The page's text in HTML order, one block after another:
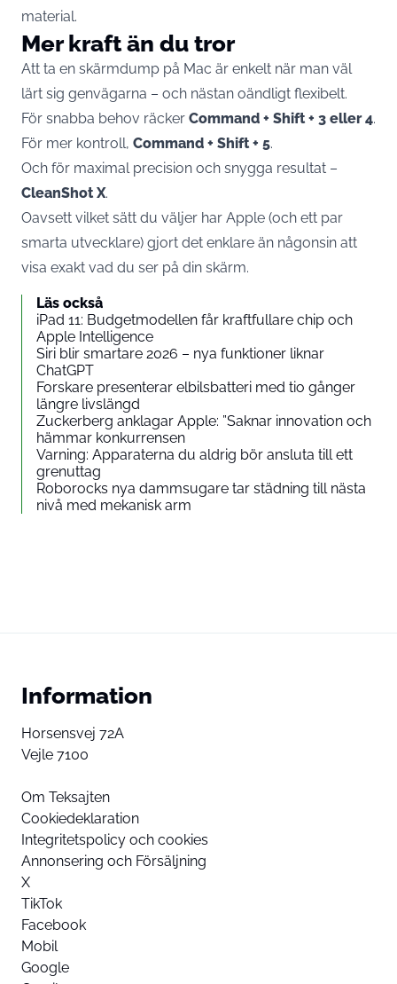
material.
Mer kraft än du tror
Att ta en skärmdump på Mac är enkelt när man väl
lärt sig genvägarna – och nästan oändligt flexibelt.
För snabba behov räcker Command + Shift + 3 eller 4.
För mer kontroll, Command + Shift + 5.
Och för maximal precision och snygga resultat –
CleanShot X.
Oavsett vilket sätt du väljer har Apple (och ett par
smarta utvecklare) gjort det enklare än någonsin att
visa exakt vad du ser på din skärm.
Läs också
iPad 11: Budgetmodellen får kraftfullare chip och
Apple Intelligence
Siri blir smartare 2026 – nya funktioner liknar
ChatGPT
Forskare presenterar elbilsbatteri med tio gånger
längre livslängd
Zuckerberg anklagar Apple: ”Saknar innovation och
hämmar konkurrensen
Varning: Apparaterna du aldrig bör ansluta till ett
grenuttag
Roborocks nya dammsugare tar städning till nästa
nivå med mekanisk arm
Information
Horsensvej 72A
Vejle 7100
Om Teksajten
Cookiedeklaration
Integritetspolicy och cookies
Annonsering och Försäljning
X
TikTok
Facebook
Mobil
Google